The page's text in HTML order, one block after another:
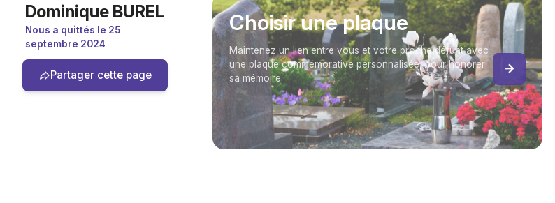
Dominique BUREL
Nous a quittés le 25
septembre 2024
Partager cette page
Choisir une plaque
Maintenez un lien entre vous et votre proche défunt avec
une plaque commémorative personnalisée, pour honorer
sa mémoire.